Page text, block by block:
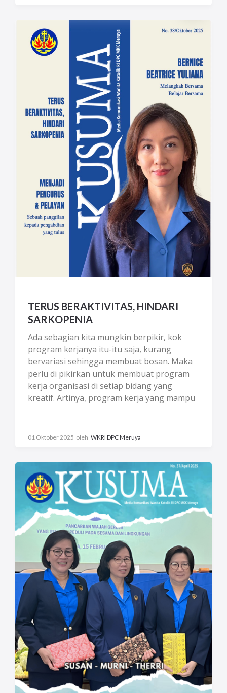
aksi sederhana dapat dimulai dari
lingkungan keluarga, seperti melakukan
pemilahan sampah rumah tangga hingga
mendukung ekonomi sirkular melalui
pengolahan limbah menjadi sesuatu yang
bermanfaat. Salah satu contohnya dilakukan
oleh bidang pendidikan WKRI yang
mengumpulkan minyak jelantah untuk
didaur ulang menjadi sabun dan lilin bernilai
guna. Mari bersama-sama menghayati
semangat menjaga keutuhan alam ciptaan
melalui tindakan nyata sehari-hari, agar
bumi yang indah ini tetap lestari dan dapat
dinikmati oleh generasi mendatang.
TERUS BERAKTIVITAS, HINDARI
SARKOPENIA
Ada sebagian kita mungkin berpikir, kok
program kerjanya itu-itu saja, kurang
bervariasi sehingga membuat bosan. Maka
perlu di­ pikirkan untuk membuat program
kerja organisasi di setiap bidang yang
kreatif. Artinya, program kerja yang mampu
mengembangkan po­ tensi Anggota, dan
tujuan. Kegiatan yang disusun secara kreatif,
dapat meningkatkan rasa kebersamaan dan
kolaborasi antar Anggota, juga membantu
organisasi untuk te­tap relevan. Di sisi lain,
Anggota dapat mengembangkan bakat dan
keterampilan mereka, serta membangun
karakter yang positif seperti rasa tanggung
jawab dan empati. Ada banyak hal yang perlu
diperhatikan dalam menyusun program
kerja organisasi yang efektif dan
berdampak, seperti memahami esensi dan
tujuan program, menentukan visi misi
organisasi sebagai kompas utama,
menganalisa kebutuhan Anggota dan
lingkungan, merancang program yang
variatif dan inovatif, susun anggaran,
bentuk panitia, publikasi dan promosi,
pelaksanaan, laporan dan evaluasi. Contoh
program yang sederhana: gathering
01 Oktober 2025 oleh WKRI DPC Meruya